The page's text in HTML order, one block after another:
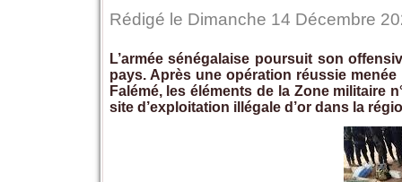
Rédigé le Dimanche 14 Décembre
L’armée sénégalaise poursuit son
pays. Après une opération réussie
Falémé, les éléments de la Zone militaire
site d’exploitation illégale d’or dans la